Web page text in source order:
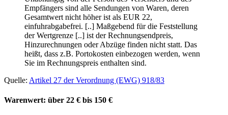
Empfängers sind alle Sendungen von Waren, deren
Gesamtwert nicht höher ist als EUR 22,
einfuhrabgabefrei. [..] Maßgebend für die Feststellung
der Wertgrenze [..] ist der Rechnungsendpreis,
Hinzurechnungen oder Abzüge finden nicht statt. Das
heißt, dass z.B. Portokosten einbezogen werden, wenn
Sie im Rechnungspreis enthalten sind.
Quelle: Artikel 27 der Verordnung (EWG) 918/83
Warenwert: über 22 € bis 150 €